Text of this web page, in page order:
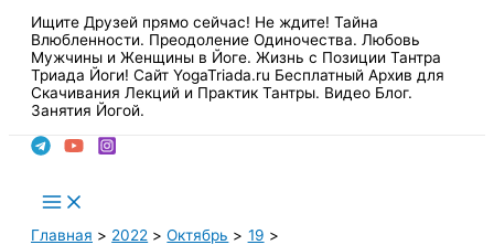
Ищите Друзей прямо сейчас! Не ждите! Тайна
Влюбленности. Преодоление Одиночества. Любовь
Мужчины и Женщины в Йоге. Жизнь с Позиции Тантра
Триада Йоги! Сайт YogaTriada.ru Бесплатный Архив для
Скачивания Лекций и Практик Тантры. Видео Блог.
Занятия Йогой.
Main
Menu
Главная
2022 Октябрь
19